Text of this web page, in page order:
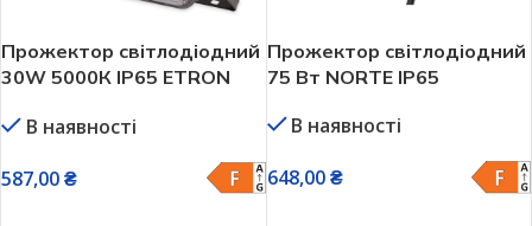
Прожектор світлодіодний
30W 5000К IP65 ETRON
В наявності
587,00₴
Прожектор світлодіодний
75 Вт NORTE IP65
В наявності
648,00₴